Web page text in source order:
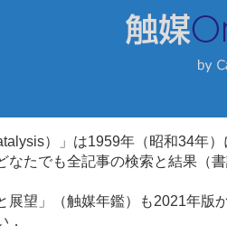
）」は1959年（昭和34年
なたでも全記事の検索と結果（
展望」（触媒年鑑）も2021年
．